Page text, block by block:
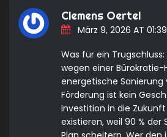
Clemens Oertel
März 9, 2026 AT 01:39
Was für ein
wegen einer Bürokratie-
energetische Sanierung
Förderung ist kein
Investition in die
existieren, weil 90 % der